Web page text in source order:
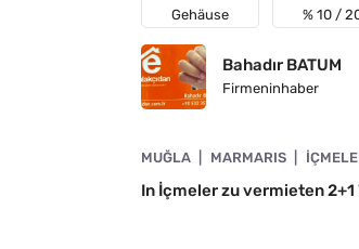
Gehäuse % 10 /
Bahadır BATUM
Firmeninhaber
MUĞLA MARMARIS
In İçmeler zu vermieten